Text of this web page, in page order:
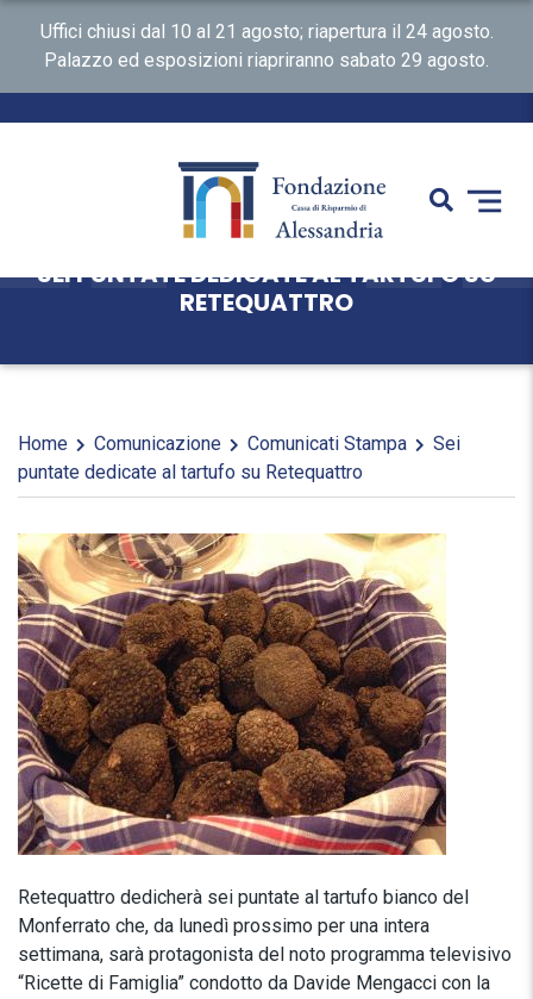
Uffici chiusi dal 10 al 21 agosto; riapertura il 24 agosto.
Palazzo ed esposizioni riapriranno sabato 29 agosto.
SEI PUNTATE DEDICATE AL TARTUFO SU
RETEQUATTRO
Home Comunicazione Comunicati Stampa
Sei
puntate dedicate al tartufo su Retequattro
Retequattro dedicherà sei puntate al tartufo bianco del
Monferrato che, da lunedì prossimo per una intera
settimana, sarà protagonista del noto programma televisivo
“Ricette di Famiglia” condotto da Davide Mengacci con la